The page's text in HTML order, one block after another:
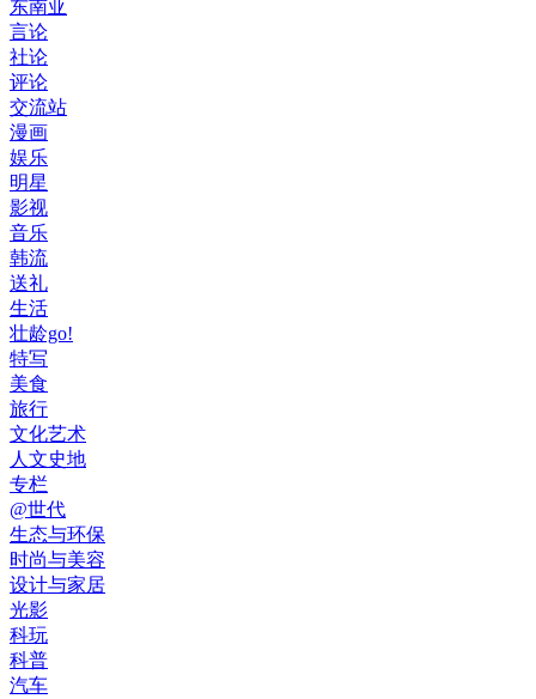
东南亚
言论
社论
评论
交流站
漫画
娱乐
明星
影视
音乐
韩流
送礼
生活
壮龄go!
特写
美食
旅行
文化艺术
人文史地
专栏
@世代
生态与环保
时尚与美容
设计与家居
光影
科玩
科普
汽车